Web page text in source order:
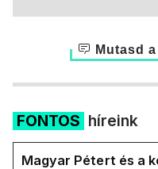
Mutasd
FONTOS híreink
Magyar Pétert és a